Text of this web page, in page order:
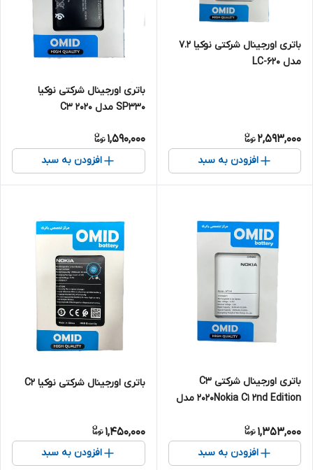
باتری اورجینال شرکتی نوکیا 7.2
مدل LC-620
2,593,000
افزودن به سبد
باتری اورجینال شرکتی نوکیا
SP330 مدل C3 2020
1,590,000
افزودن به سبد
باتری اورجینال شرکتی C3
2020Nokia C1 2nd Edition مدل
1,353,000
افزودن به سبد
باتری اورجینال شرکتی نوکیا C2
1,450,000
افزودن به سبد